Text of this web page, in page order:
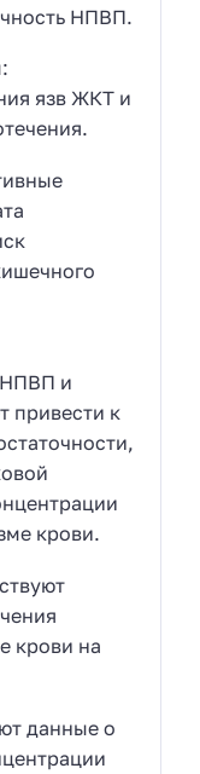
НПВП.
язв ЖКТ и
НПВП и
привести к
крови.
крови на
данные о